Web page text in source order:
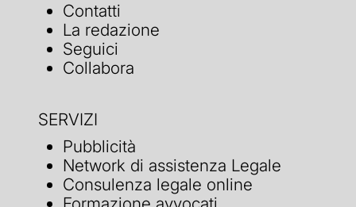
Contatti
La redazione
Seguici
Collabora
SERVIZI
Pubblicità
Network di assistenza Legale
Consulenza legale online